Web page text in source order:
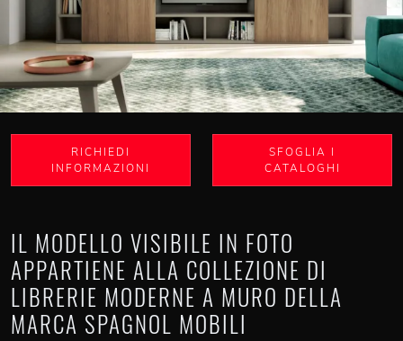
RICHIEDI
INFORMAZIONI
SFOGLIA I
CATALOGHI
IL MODELLO VISIBILE IN FOTO
APPARTIENE ALLA COLLEZIONE DI
LIBRERIE MODERNE A MURO DELLA
MARCA SPAGNOL MOBILI